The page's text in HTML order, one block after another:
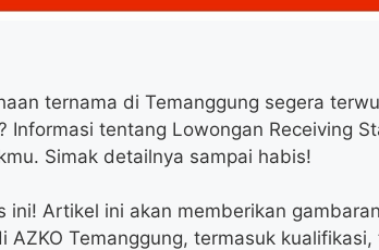
ternama di Temanggung segera
Informasi tentang Lowongan Receiving
Simak detailnya sampai habis!
ini! Artikel ini akan memberikan
Temanggung, termasuk kualifikasi,